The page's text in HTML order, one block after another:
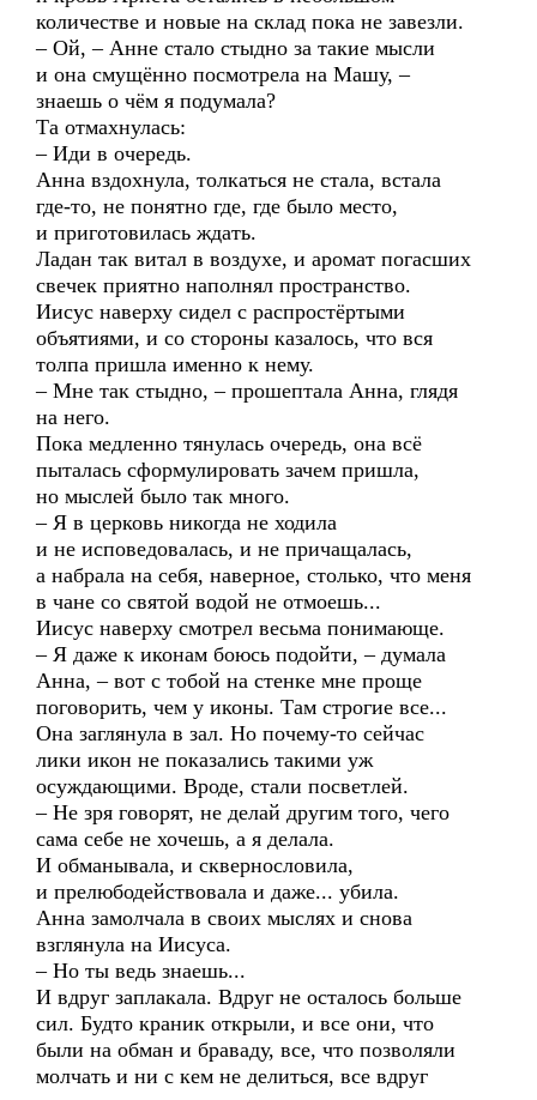
количестве и новые на склад пока не завезли.
– Ой, – Анне стало стыдно за такие мысли
и она смущённо посмотрела на Машу, –
знаешь о чём я подумала?
Та отмахнулась:
– Иди в очередь.
Анна вздохнула, толкаться не стала, встала
где-то, не понятно где, где было место,
и приготовилась ждать.
Ладан так витал в воздухе, и аромат погасших
свечек приятно наполнял пространство.
Иисус наверху сидел с распростёртыми
объятиями, и со стороны казалось, что вся
толпа пришла именно к нему.
– Мне так стыдно, – прошептала Анна, глядя
на него.
Пока медленно тянулась очередь, она всё
пыталась сформулировать зачем пришла,
но мыслей было так много.
– Я в церковь никогда не ходила
и не исповедовалась, и не причащалась,
а набрала на себя, наверное, столько, что меня
в чане со святой водой не отмоешь...
Иисус наверху смотрел весьма понимающе.
– Я даже к иконам боюсь подойти, – думала
Анна, – вот с тобой на стенке мне проще
поговорить, чем у иконы. Там строгие все...
Она заглянула в зал. Но почему-то сейчас
лики икон не показались такими уж
осуждающими. Вроде, стали посветлей.
– Не зря говорят, не делай другим того, чего
сама себе не хочешь, а я делала.
И обманывала, и сквернословила,
и прелюбодействовала и даже... убила.
Анна замолчала в своих мыслях и снова
взглянула на Иисуса.
– Но ты ведь знаешь...
И вдруг заплакала. Вдруг не осталось больше
сил. Будто краник открыли, и все они, что
были на обман и браваду, все, что позволяли
молчать и ни с кем не делиться, все вдруг